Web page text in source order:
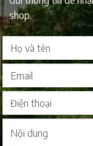
shop.